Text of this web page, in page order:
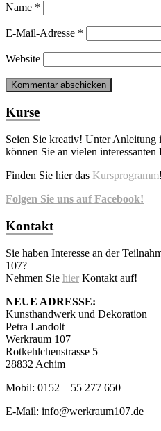
Name *
E-Mail-Adresse *
Website
Kurse
Seien Sie kreativ! Unter
können Sie an vielen
Finden Sie hier das Kursprogramm!
Folgen Sie uns auf Facebook!
Kontakt
Sie haben Interesse an der
107?
Nehmen Sie hier Kontakt auf!
NEUE ADRESSE:
Kunsthandwerk und Dekoration
Petra Landolt
Werkraum 107
Rotkehlchenstrasse 5
28832 Achim
Mobil: 0152 – 55 277 650
E-Mail: info@werkraum107.de